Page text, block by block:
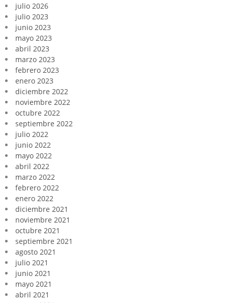
julio 2026
julio 2023
junio 2023
mayo 2023
abril 2023
marzo 2023
febrero 2023
enero 2023
diciembre 2022
noviembre 2022
octubre 2022
septiembre 2022
julio 2022
junio 2022
mayo 2022
abril 2022
marzo 2022
febrero 2022
enero 2022
diciembre 2021
noviembre 2021
octubre 2021
septiembre 2021
agosto 2021
julio 2021
junio 2021
mayo 2021
abril 2021